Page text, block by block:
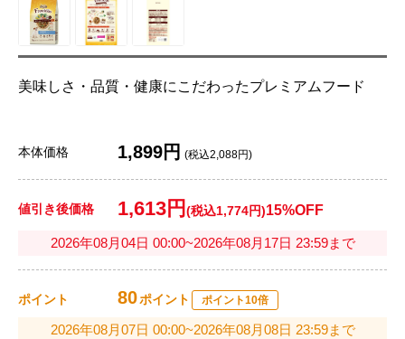
美味しさ・品質・健康にこだわったプレミアムフード
本体価格 1,899円 (税込2,088円)
値引き後価格 1,613円 (税込1,774円)15%OFF
2026年08月04日 00:00~2026年08月17日 23:59まで
ポイント 80ポイント ポイント10倍
2026年08月07日 00:00~2026年08月08日 23:59まで